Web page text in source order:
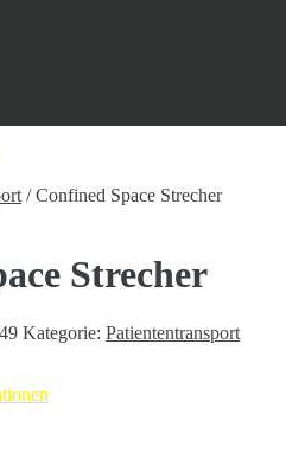
/Confined Space Strecher
Strecher
Kategorie: Patiententransport